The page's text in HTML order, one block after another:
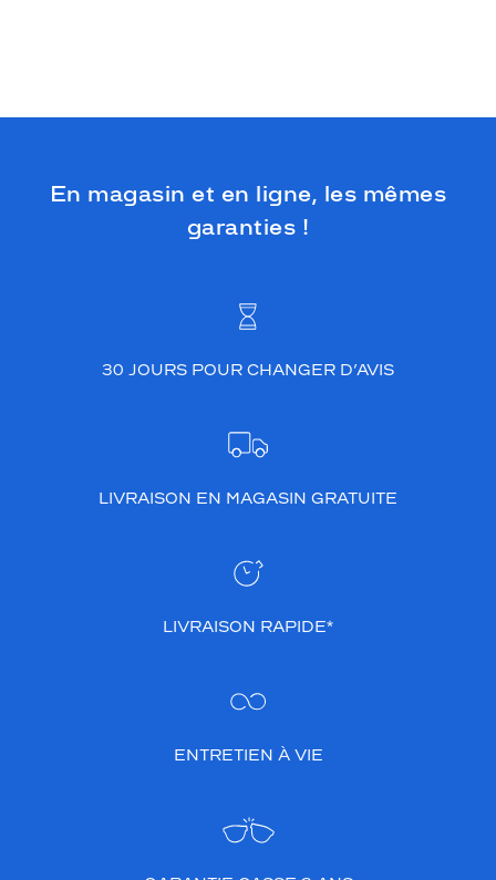
En magasin et en ligne, les mêmes
garanties !
30 JOURS POUR CHANGER D’AVIS
LIVRAISON EN MAGASIN GRATUITE
LIVRAISON RAPIDE*
ENTRETIEN À VIE